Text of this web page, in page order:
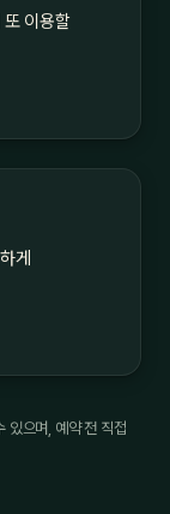
이용할
게
있으며, 예약 전 직접